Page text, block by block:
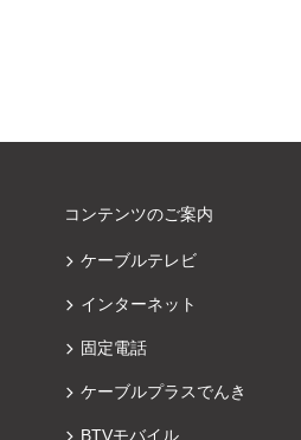
コンテンツのご案内
ケーブルテレビ
インターネット
固定電話
ケーブルプラスでんき
BTVモバイル